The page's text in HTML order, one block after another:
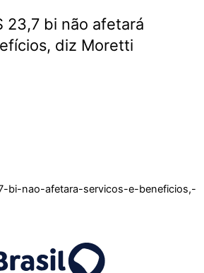
23,7 bi não afetará
diz Moretti